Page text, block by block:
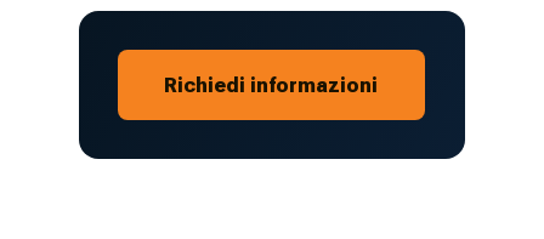
Richiedi informazioni